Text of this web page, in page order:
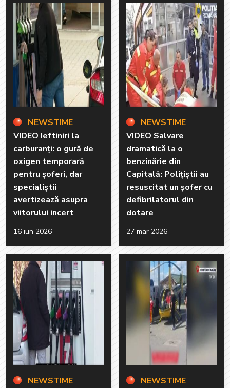
NEWSTIME
VIDEO Ieftiniri la
carburanți: o gură de
oxigen temporară
pentru șoferi, dar
specialiștii
avertizează asupra
viitorului incert
16 iun 2026
NEWSTIME
VIDEO Salvare
dramatică la o
benzinărie din
Capitală: Polițiștii au
resuscitat un șofer cu
defibrilatorul din
dotare
27 mar 2026
NEWSTIME
NEWSTIME